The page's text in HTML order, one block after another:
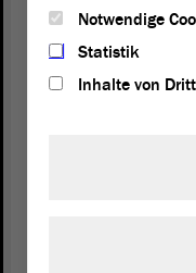
unter anderem bei
der LINKEN.
CDU und der
Der
Notwendige
Statistik
Inhalte von